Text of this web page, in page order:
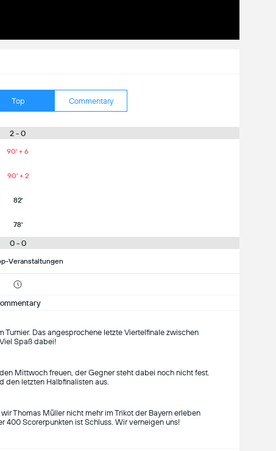
Top Commentary
2 - 0
90' + 6
90' + 2
82'
78'
0 - 0
Veranstaltungen
Das angesprochene letzte Viertelfinale zwischen
Spaß dabei!
Mittwoch freuen, der Gegner steht dabei noch nicht fest.
den letzten Halbfinalisten aus.
Thomas Müller nicht mehr im Trikot der Bayern erleben
400 Scorerpunkten ist Schluss. Wir verneigen uns!